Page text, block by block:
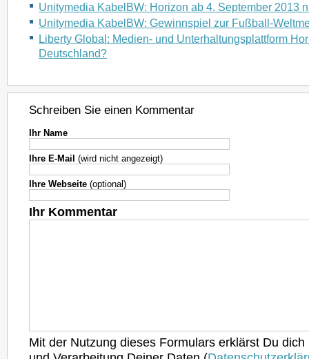
Unitymedia KabelBW: Horizon ab 4. September 2013
Unitymedia KabelBW: Gewinnspiel zur Fußball-
Liberty Global: Medien- und Unterhaltungsplattform
Deutschland?
Schreiben Sie einen Kommentar
Ihr Name
Ihre E-Mail (wird nicht angezeigt)
Ihre Webseite (optional)
Ihr Kommentar
Mit der Nutzung dieses Formulars erklärst Du